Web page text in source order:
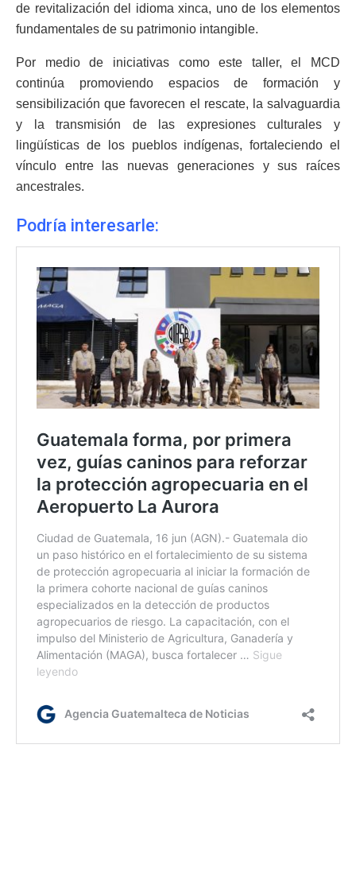
de revitalización del idioma xinca, uno de los elementos
fundamentales de su patrimonio intangible.
Por medio de iniciativas como este taller, el MCD
continúa promoviendo espacios de formación y
sensibilización que favorecen el rescate, la salvaguardia
y la transmisión de las expresiones culturales y
lingüísticas de los pueblos indígenas, fortaleciendo el
vínculo entre las nuevas generaciones y sus raíces
ancestrales.
Podría interesarle: